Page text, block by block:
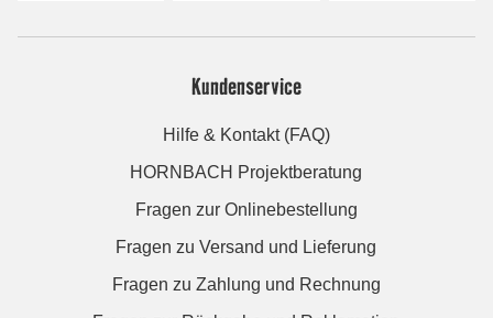
Kundenservice
Hilfe & Kontakt (FAQ)
HORNBACH Projektberatung
Fragen zur Onlinebestellung
Fragen zu Versand und Lieferung
Fragen zu Zahlung und Rechnung